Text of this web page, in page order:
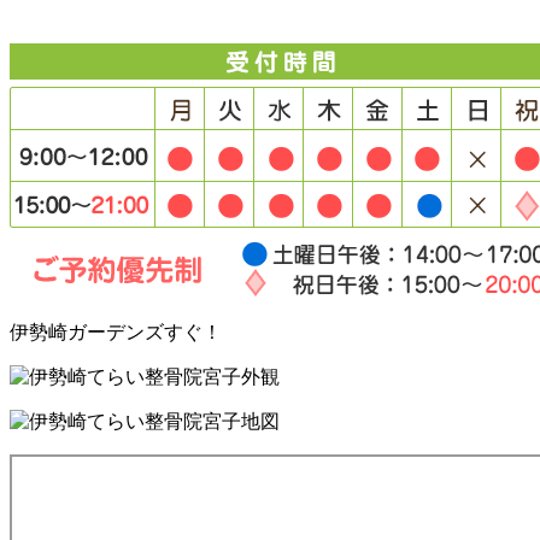
伊勢崎ガーデンズすぐ！